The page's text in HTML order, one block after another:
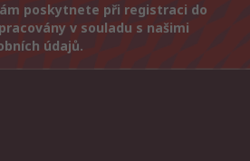
poskytnete při registraci do
v souladu s našimi
údajů.